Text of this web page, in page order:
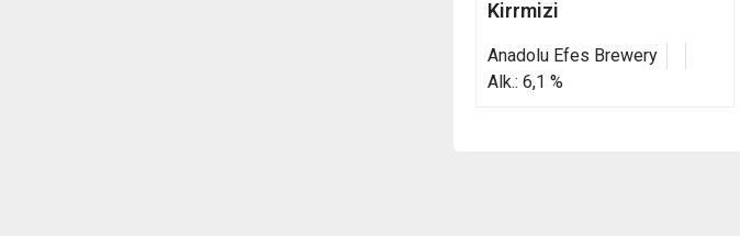
Kirrmizi
Anadolu Efes Brewery
Alk.: 6,1 %